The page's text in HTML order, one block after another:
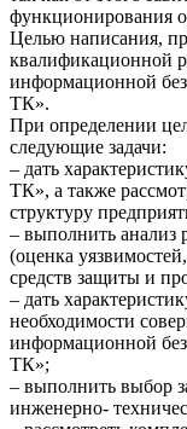
функционирования
Целью написания,
квалификационной
информационной
ТК».
При определении
следующие задачи:
– дать
ТК», а также
структуру
– выполнить анализ
(оценка
средств защиты и
– дать
необходимости
информационной
ТК»;
– выполнить выбор
инженерно-